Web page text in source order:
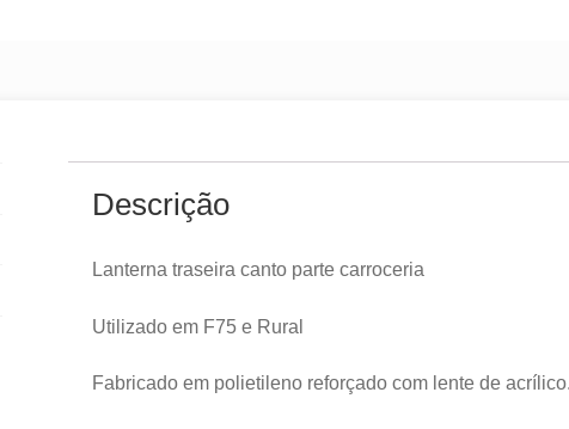
Descrição
Lanterna traseira canto parte carroceria
Utilizado em F75 e Rural
Fabricado em polietileno reforçado com lente de acrílico.